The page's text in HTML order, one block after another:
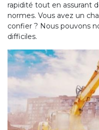
rapidité tout en assurant
normes. Vous avez un
confier ? Nous pouvons
difficiles.